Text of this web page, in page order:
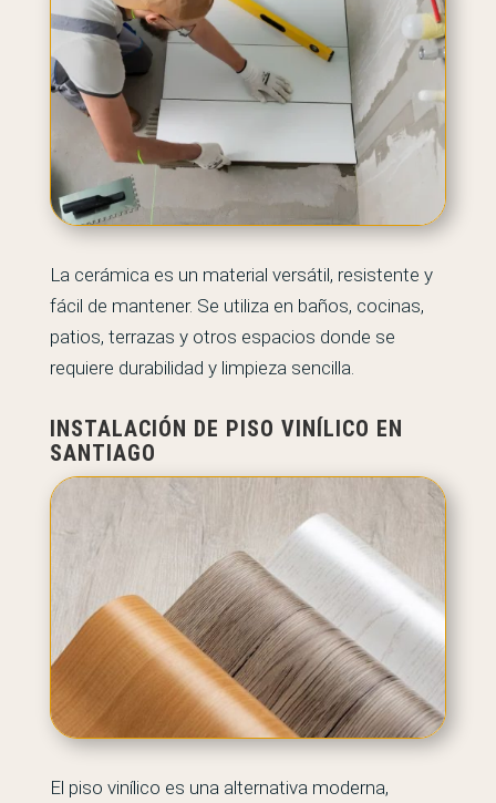
La cerámica es un material versátil, resistente y
fácil de mantener. Se utiliza en baños, cocinas,
patios, terrazas y otros espacios donde se
requiere durabilidad y limpieza sencilla.
INSTALACIÓN DE PISO VINÍLICO EN
SANTIAGO
El piso vinílico es una alternativa moderna,